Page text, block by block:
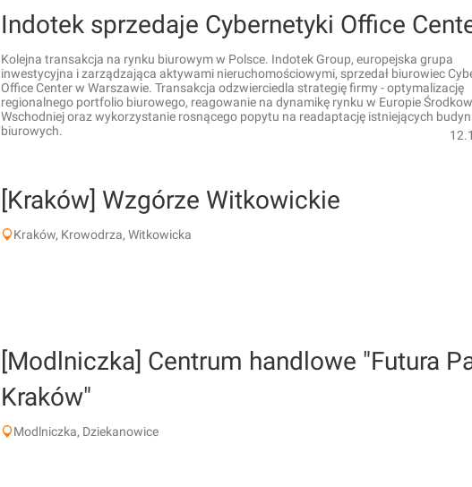
Indotek sprzedaje Cybernetyki Office
Kolejna transakcja na rynku biurowym w Polsce. Indotek Group, europejska grupa
inwestycyjna i zarządzająca aktywami nieruchomościowymi, sprzedał biurowiec
Office Center w Warszawie. Transakcja odzwierciedla strategię firmy - optymalizację
regionalnego portfolio biurowego, reagowanie na dynamikę rynku w Europie
Wschodniej oraz wykorzystanie rosnącego popytu na readaptację istniejących
biurowych.
[Kraków] Wzgórze Witkowickie
Kraków, Krowodrza, Witkowicka
[Modlniczka] Centrum handlowe "Futura
Kraków"
Modlniczka, Dziekanowice